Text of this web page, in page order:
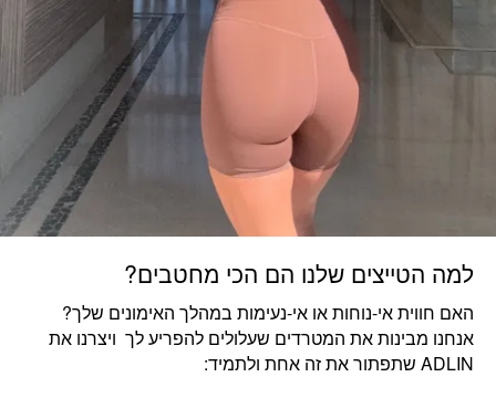
למה הטייצים שלנו הם הכי מחטבים?
האם חווית אי-נוחות או אי-נעימות במהלך האימונים שלך?
אנחנו מבינות את המטרדים שעלולים להפריע לך ויצרנו את
ADLIN שתפתור את זה אחת ולתמיד: